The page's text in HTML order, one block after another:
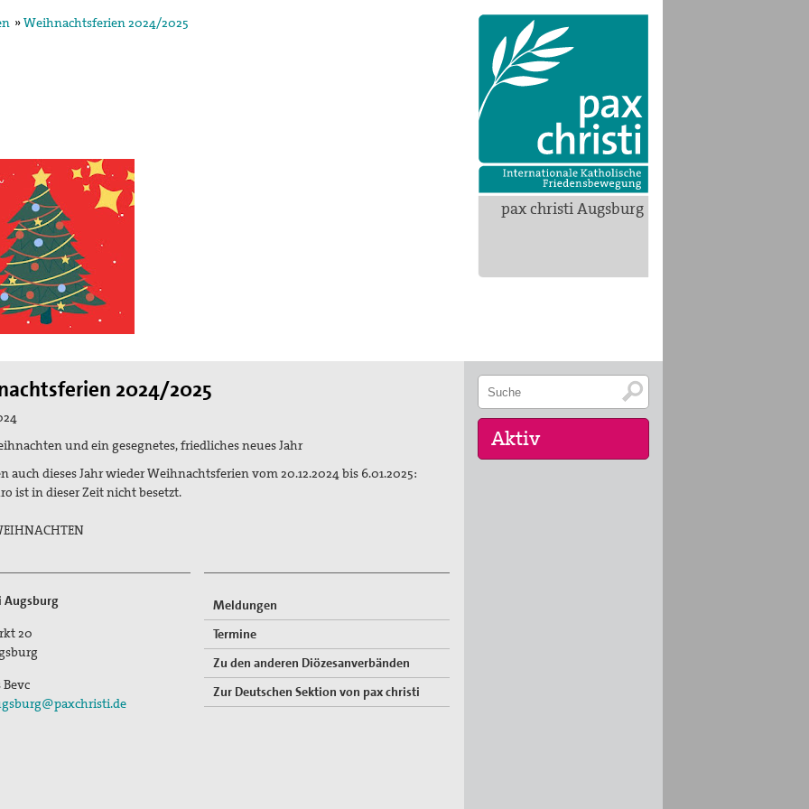
pax christi Augsburg
»Weihnachtsferien 2024/2025
des weltweiten
des II. Weltkrieges,
die Hand
2024/2025
und ein gesegnetes, friedliches neues Jahr
auch dieses Jahr wieder Weihnachtsferien vom 20.12.2024 bis 6.01.2025:
ist in dieser Zeit nicht besetzt.
Augsburg
20
Bevc
Meldungen
Termine
Zu den anderen Diözesanverbänden
Zur Deutschen Sektion von pax christi